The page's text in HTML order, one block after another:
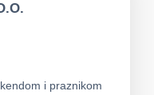
i praznikom